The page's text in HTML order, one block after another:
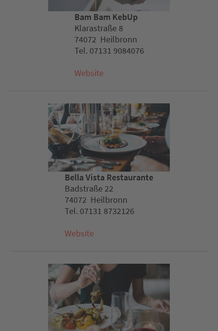
Bam Bam KebUp
Klarastraße 8
74072 Heilbronn
Tel. 07131 9084076
Website
Bella Vista Restaurante
Badstraße 22
74072 Heilbronn
Tel. 07131 8732126
Website